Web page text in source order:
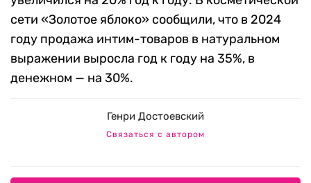
сети «Золотое яблоко» сообщили, что в 2024
году продажа интим-товаров в натуральном
выражении выросла год к году на 35%, в
денежном — на 30%.
Генри Достоевский
Связаться с автором